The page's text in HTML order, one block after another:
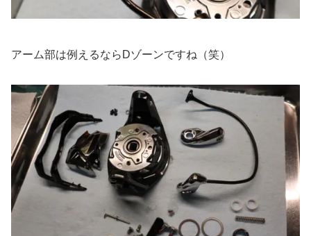
アーム部は例えるならDゾーンですね（笑）